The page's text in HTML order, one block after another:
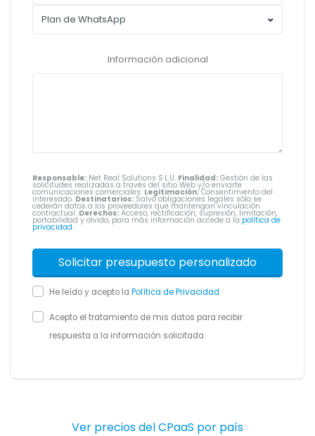
Información adicional
Responsable: Net Real Solutions S.L.U. Finalidad: Gestión de las
solicitudes realizadas a través del sitio Web y/o enviarte
comunicaciones comerciales. Legitimación:Consentimiento del
interesado. Destinatarios: Salvo obligaciones legales sólo se
cederán datos a los proveedores que mantengan vinculación
contractual. Derechos: Acceso, rectificación, supresión, limitación,
portabilidad y olvido, para más información accede a la política de
privacidad.
He leído y acepto la Política de Privacidad
Acepto el tratamiento de mis datos para recibir
respuesta a la información solicitada
Ver precios del CPaaS por país